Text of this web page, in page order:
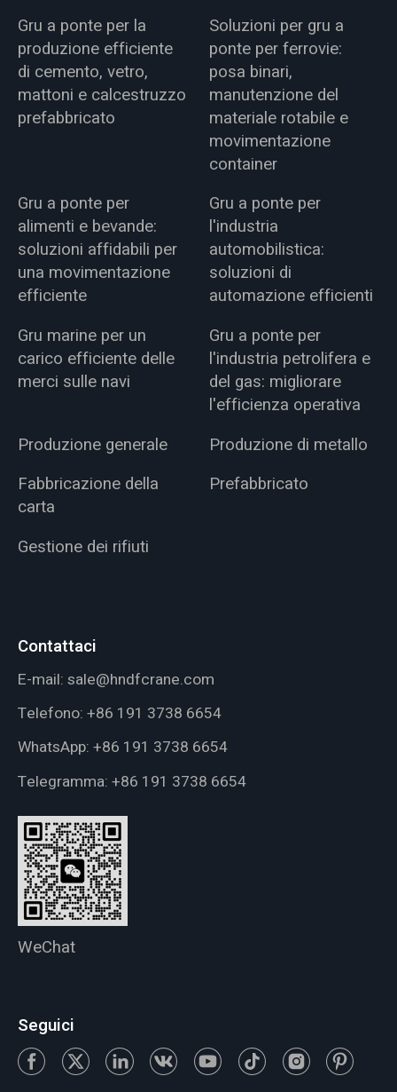
Gru a ponte per la
produzione efficiente
di cemento, vetro,
mattoni e calcestruzzo
prefabbricato
Soluzioni per gru a
ponte per ferrovie:
posa binari,
manutenzione del
materiale rotabile e
movimentazione
container
Gru a ponte per
alimenti e bevande:
soluzioni affidabili per
una movimentazione
efficiente
Gru a ponte per
l'industria
automobilistica:
soluzioni di
automazione efficienti
Gru marine per un
carico efficiente delle
merci sulle navi
Gru a ponte per
l'industria petrolifera e
del gas: migliorare
l'efficienza operativa
Produzione generale
Produzione di metallo
Fabbricazione della
carta
Prefabbricato
Gestione dei rifiuti
Contattaci
E-mail: sale@hndfcrane.com
Telefono: +86 191 3738 6654
WhatsApp: +86 191 3738 6654
Telegramma: +86 191 3738 6654
WeChat
Seguici